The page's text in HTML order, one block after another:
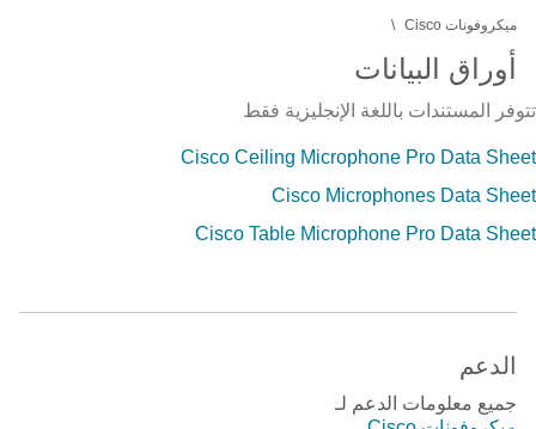
ميكروفونات Cisco
أوراق البيانات
المستندات باللغة الإنجليزية فقط
Cisco Ceiling Microphone Pro Data
Cisco Microphones Data
Cisco Table Microphone Pro Data
الدعم
جميع معلومات الدعم لـ